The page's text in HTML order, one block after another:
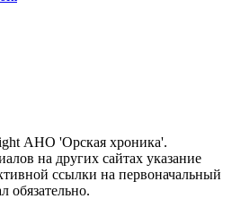
АНО 'Орская хроника'.
на других сайтах указание
ссылки на первоначальный
обязательно.